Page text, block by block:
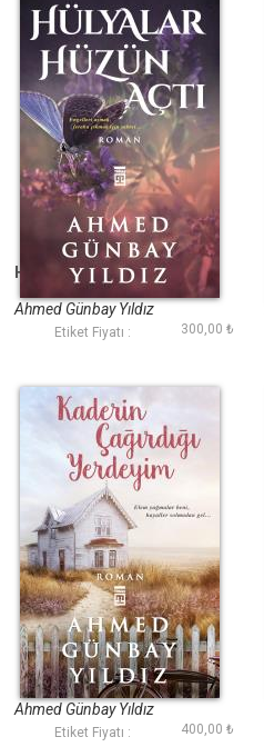
Hülyalar Hüzün Açtı
Ahmed Günbay Yıldız
Etiket Fiyatı : 300,00 ₺
Kaderin Çağırdığı
Yerdeyim
Ahmed Günbay Yıldız
Etiket Fiyatı : 400,00 ₺